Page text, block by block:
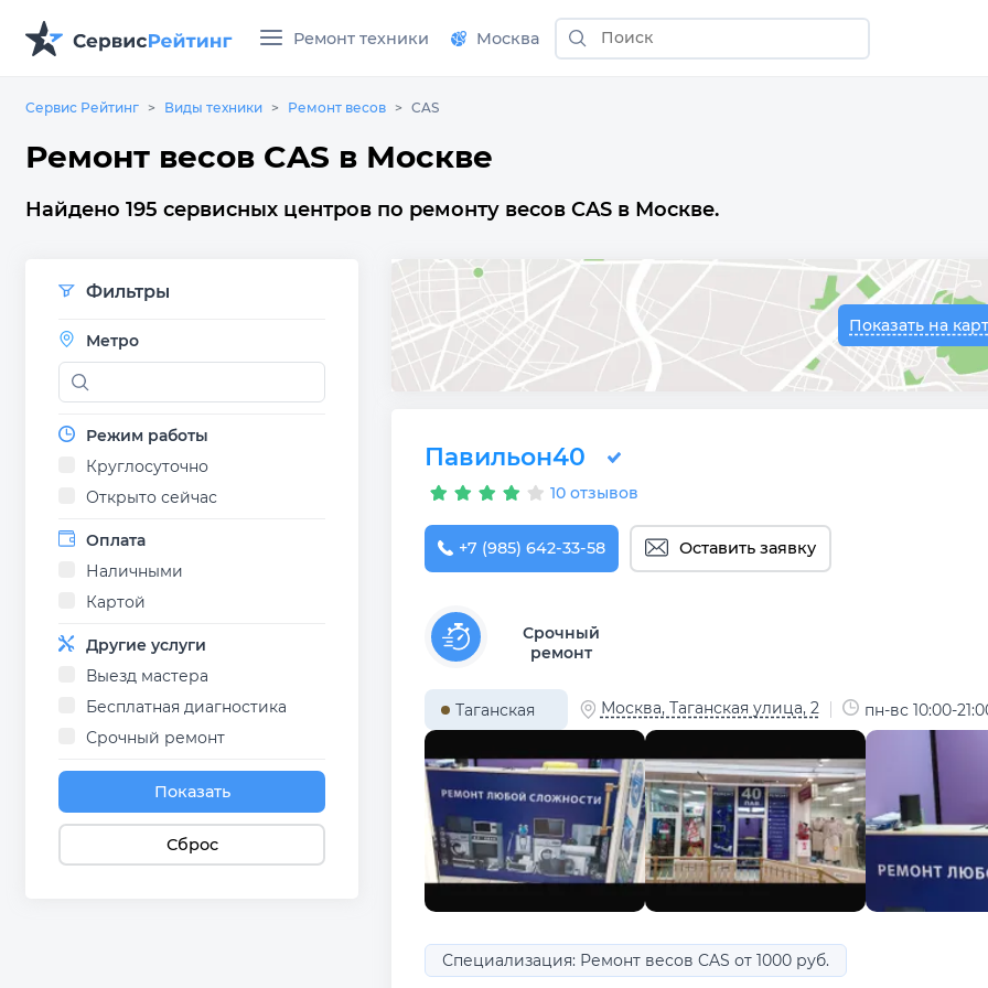
Ремонт техники Москва
Сервис Рейтинг Виды техники Ремонт весов CAS
Ремонт весов CAS в Москве
Найдено 195 сервисных центров по ремонту весов CAS в Москве.
Фильтры
Метро
Режим работы
Круглосуточно
Открыто сейчас
Оплата
Наличными
Картой
Другие услуги
Выезд мастера
Бесплатная диагностика
Срочный ремонт
Показать
Сброс
Показать на
Павильон40
10 отзывов
+7 (985) 642-33-58 Оставить заявку
Срочный
ремонт
Таганская Москва, Таганская улица, 2 пн-вс 10:00-
Специализация: Ремонт весов CAS от 1000 руб.